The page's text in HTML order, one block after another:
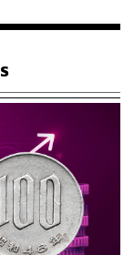
ละประธาน
ารัฐ กล่าวใน
WEALTH
นื่องจากตาม แม้
ในรูปแบบสัญญา
อนุญาต แต่ใน
’ โดนบังคับด้วย
หรือตราสารหนี้